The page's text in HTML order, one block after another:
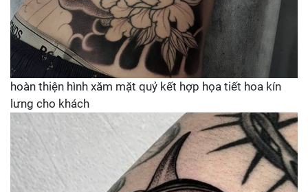
hoàn thiện hình xăm mặt quỷ kết hợp họa tiết hoa kín
lưng cho khách